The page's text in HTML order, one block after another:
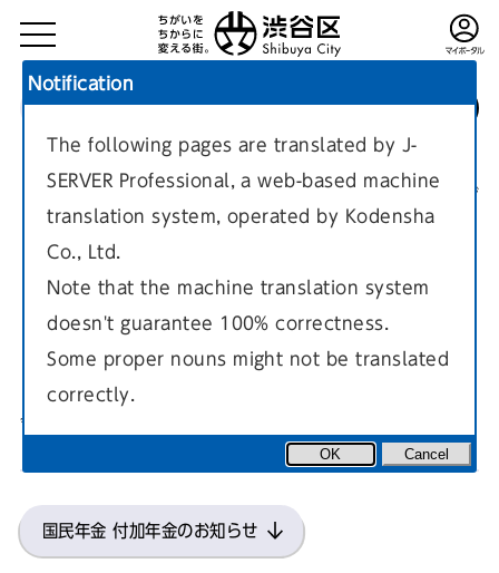
令和6年（2024年）5月15日号
現在のページ
【その他のお知らせ】
令和6年（2024年）5月15日号
国民年金 付加年金のお知らせ
Notification
The following pages are translated by J-
SERVER Professional, a web-based machine
translation system, operated by Kodensha
Co., Ltd.
Note that the machine translation system
doesn't guarantee 100% correctness.
Some proper nouns might not be translated
correctly.
OK Cancel